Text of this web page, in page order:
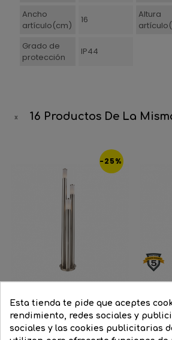
Ancho
artículo(cm)
16
Altura
Grado de
protección
IP44
16 Productos De La
-25%
Baliza para exterior 170cm... Baliza
Esta tienda te pide que aceptes
rendimiento, redes sociales y
sociales y las cookies publicitarias